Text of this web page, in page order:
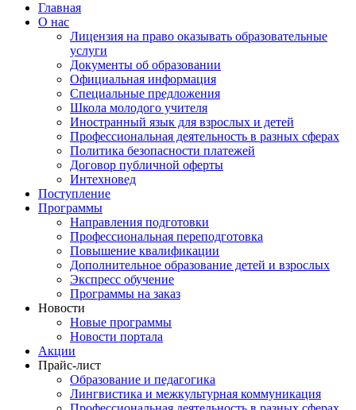
Главная
О нас
Лицензия на право оказывать образовательные
услуги
Документы об образовании
Официальная информация
Специальные предложения
Школа молодого учителя
Иностранный язык для взрослых и детей
Профессиональная деятельность в разных сферах
Политика безопасности платежей
Договор публичной оферты
Интехновед
Поступление
Программы
Направления подготовки
Профессиональная переподготовка
Повышение квалификации
Дополнительное образование детей и взрослых
Экспресс обучение
Программы на заказ
Новости
Новые программы
Новости портала
Акции
Прайс-лист
Образование и педагогика
Лингвистика и межкультурная коммуникация